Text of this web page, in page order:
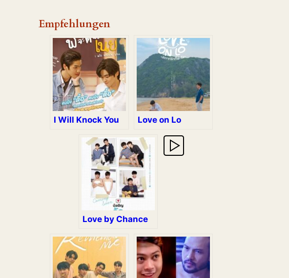
Empfehlungen
I Will Knock You Love on Lo
Love by Chance